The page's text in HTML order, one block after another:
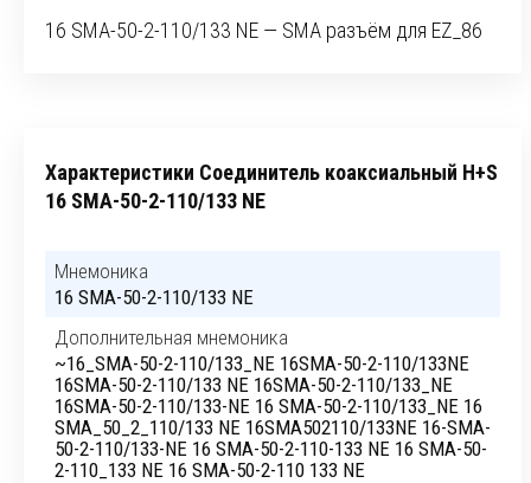
16 SMA-50-2-110/133 NE — SMA разъём для EZ_86
Характеристики Соединитель коаксиальный H+S
16 SMA-50-2-110/133 NE
Мнемоника
16 SMA-50-2-110/133 NE
Дополнительная мнемоника
~16_SMA-50-2-110/133_NE 16SMA-50-2-110/133NE
16SMA-50-2-110/133 NE 16SMA-50-2-110/133_NE
16SMA-50-2-110/133-NE 16 SMA-50-2-110/133_NE 16
SMA_50_2_110/133 NE 16SMA502110/133NE 16-SMA-
50-2-110/133-NE 16 SMA-50-2-110-133 NE 16 SMA-50-
2-110_133 NE 16 SMA-50-2-110 133 NE